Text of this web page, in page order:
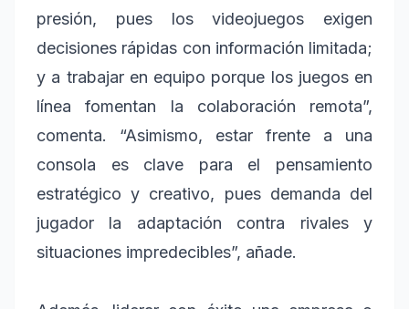
presión, pues los videojuegos exigen
decisiones rápidas con información limitada;
y a trabajar en equipo porque los juegos en
línea fomentan la colaboración remota”,
comenta. “Asimismo, estar frente a una
consola es clave para el pensamiento
estratégico y creativo, pues demanda del
jugador la adaptación contra rivales y
situaciones impredecibles”, añade.